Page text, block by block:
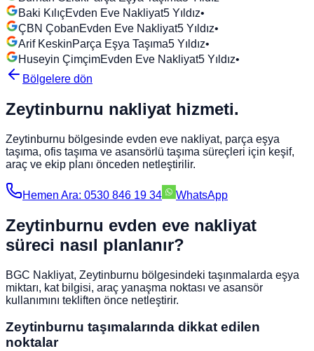
Baki KılıçEvden Eve Nakliyat5 Yıldız•
ÇBN ÇobanEvden Eve Nakliyat5 Yıldız•
Arif KeskinParça Eşya Taşıma5 Yıldız•
Huseyin ÇimçimEvden Eve Nakliyat5 Yıldız•
Bölgelere dön
Zeytinburnu nakliyat hizmeti.
Zeytinburnu bölgesinde evden eve nakliyat, parça eşya
taşıma, ofis taşıma ve asansörlü taşıma süreçleri için keşif,
araç ve ekip planı önceden netleştirilir.
Hemen Ara: 0530 846 19 34 WhatsApp
Zeytinburnu evden eve nakliyat
süreci nasıl planlanır?
BGC Nakliyat, Zeytinburnu bölgesindeki taşınmalarda eşya
miktarı, kat bilgisi, araç yanaşma noktası ve asansör
kullanımını tekliften önce netleştirir.
Zeytinburnu taşımalarında dikkat edilen
noktalar